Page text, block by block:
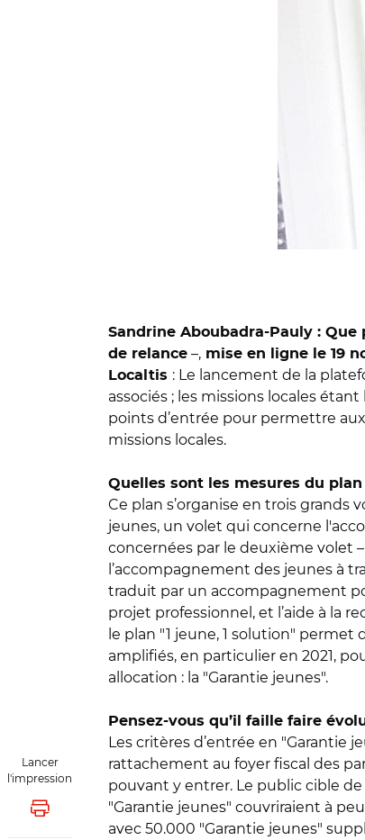
Lancer
l'impression
Lancer l'impression
Sandrine Aboubadra-Pauly : Que
de relance –, mise en ligne le 19
Localtis : Le lancement de la
associés ; les missions locales
points d’entrée pour permettre
missions locales.
Quelles sont les mesures du
Ce plan s’organise en trois
jeunes, un volet qui concerne
concernées par le deuxième volet
l’accompagnement des jeunes à
traduit par un accompagnement
projet professionnel, et l’aide à la
le plan "1 jeune, 1 solution"
amplifiés, en particulier en 2021,
allocation : la "Garantie jeunes".
Pensez-vous qu’il faille faire
Les critères d’entrée en "Garantie
rattachement au foyer fiscal des
pouvant y entrer. Le public cible de
"Garantie jeunes" couvriraient à
avec 50.000 "Garantie jeunes"